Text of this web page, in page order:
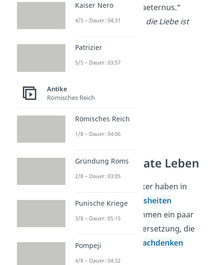
„Vita brevis, amor aeternus.“
Das Leben ist kurz, die Liebe ist
Lateinische Zitate Leben
Viele Dichter und Denker haben in
Latein Zitaten ihre
Weisheiten
festgehalten. Hier kommen ein paar
Latein Sprüche mit Übersetzung, die
dich über das
nachdenken
lassen
Kaiser Nero
4/5 – Dauer: 04:31
Patrizier
5/5 – Dauer: 03:57
Antike
Römisches Reich
Römisches Reich
1/8 – Dauer: 04:06
Gründung Roms
2/8 – Dauer: 03:05
Punische Kriege
3/8 – Dauer: 05:15
Pompeji
4/8 – Dauer: 04:32